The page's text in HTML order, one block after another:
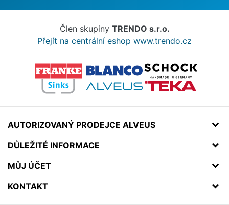
Člen skupiny TRENDO s.r.o.
Přejít na centrální eshop www.trendo.cz
AUTORIZOVANÝ PRODEJCE ALVEUS
DŮLEŽITÉ INFORMACE
MŮJ ÚČET
KONTAKT